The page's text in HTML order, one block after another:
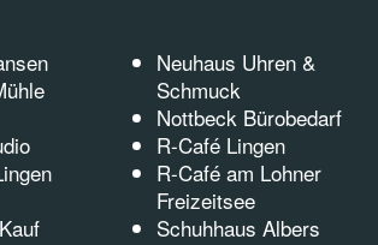
Neuhaus Uhren &
Schmuck
Nottbeck Bürobedarf
R-Café Lingen
R-Café am Lohner
Freizeitsee
Schuhhaus Albers